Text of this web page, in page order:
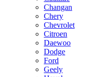
Changan
Chery
Chevrolet
Citroen
Daewoo
Dodge
Ford
Geely